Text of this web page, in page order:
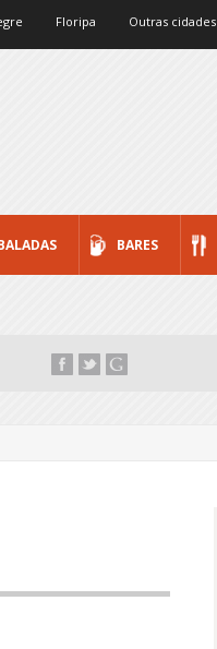
Floripa Outras cidades
BARES